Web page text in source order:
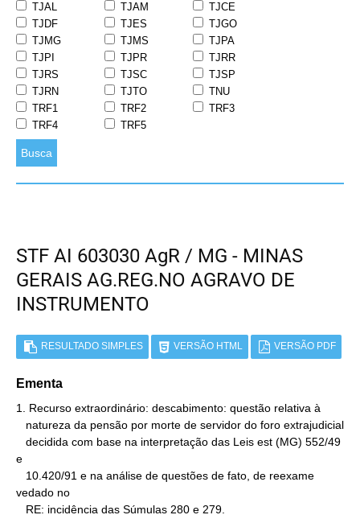
TJAL
TJAM
TJCE
TJDF
TJES
TJGO
TJMG
TJMS
TJPA
TJPI
TJPR
TJRR
TJRS
TJSC
TJSP
TJRN
TJTO
TNU
TRF1
TRF2
TRF3
TRF4
TRF5
Busca
STF AI 603030 AgR / MG - MINAS
GERAIS AG.REG.NO AGRAVO DE
INSTRUMENTO
RESULTADO SIMPLES VERSÃO HTML VERSÃO PDF
Ementa
1. Recurso extraordinário: descabimento: questão relativa à
e
vedado no